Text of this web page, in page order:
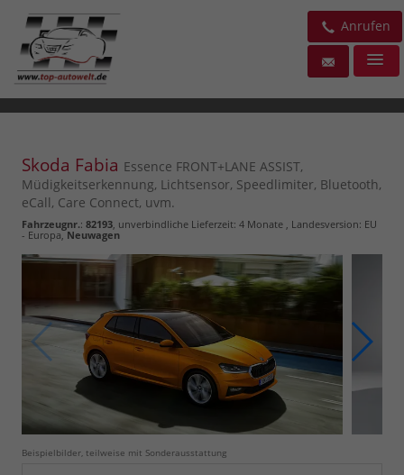
Anrufen
Skoda Fabia Essence FRONT+LANE ASSIST,
Müdigkeitserkennung, Lichtsensor, Speedlimiter, Bluetooth,
eCall, Care Connect, uvm.
Fahrzeugnr.: 82193 , unverbindliche Lieferzeit: 4 Monate , Landesversion: EU
- Europa,Neuwagen
Beispielbilder, teilweise mit Sonderausstattung